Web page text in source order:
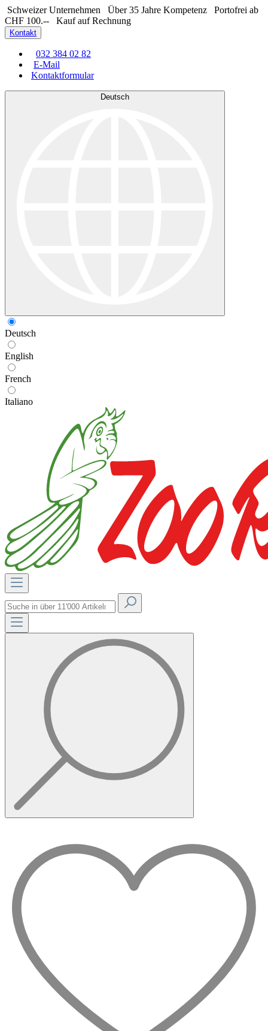
Schweizer Unternehmen Über 35 Jahre Kompetenz
Portofrei ab
CHF 100.--
Kauf auf Rechnung
Kontakt
032 384 02 82
E-Mail
Kontaktformular
Deutsch
Deutsch
English
French
Italiano